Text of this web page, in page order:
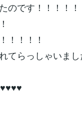
のです！！！！！
！！！！
てらっしゃいま